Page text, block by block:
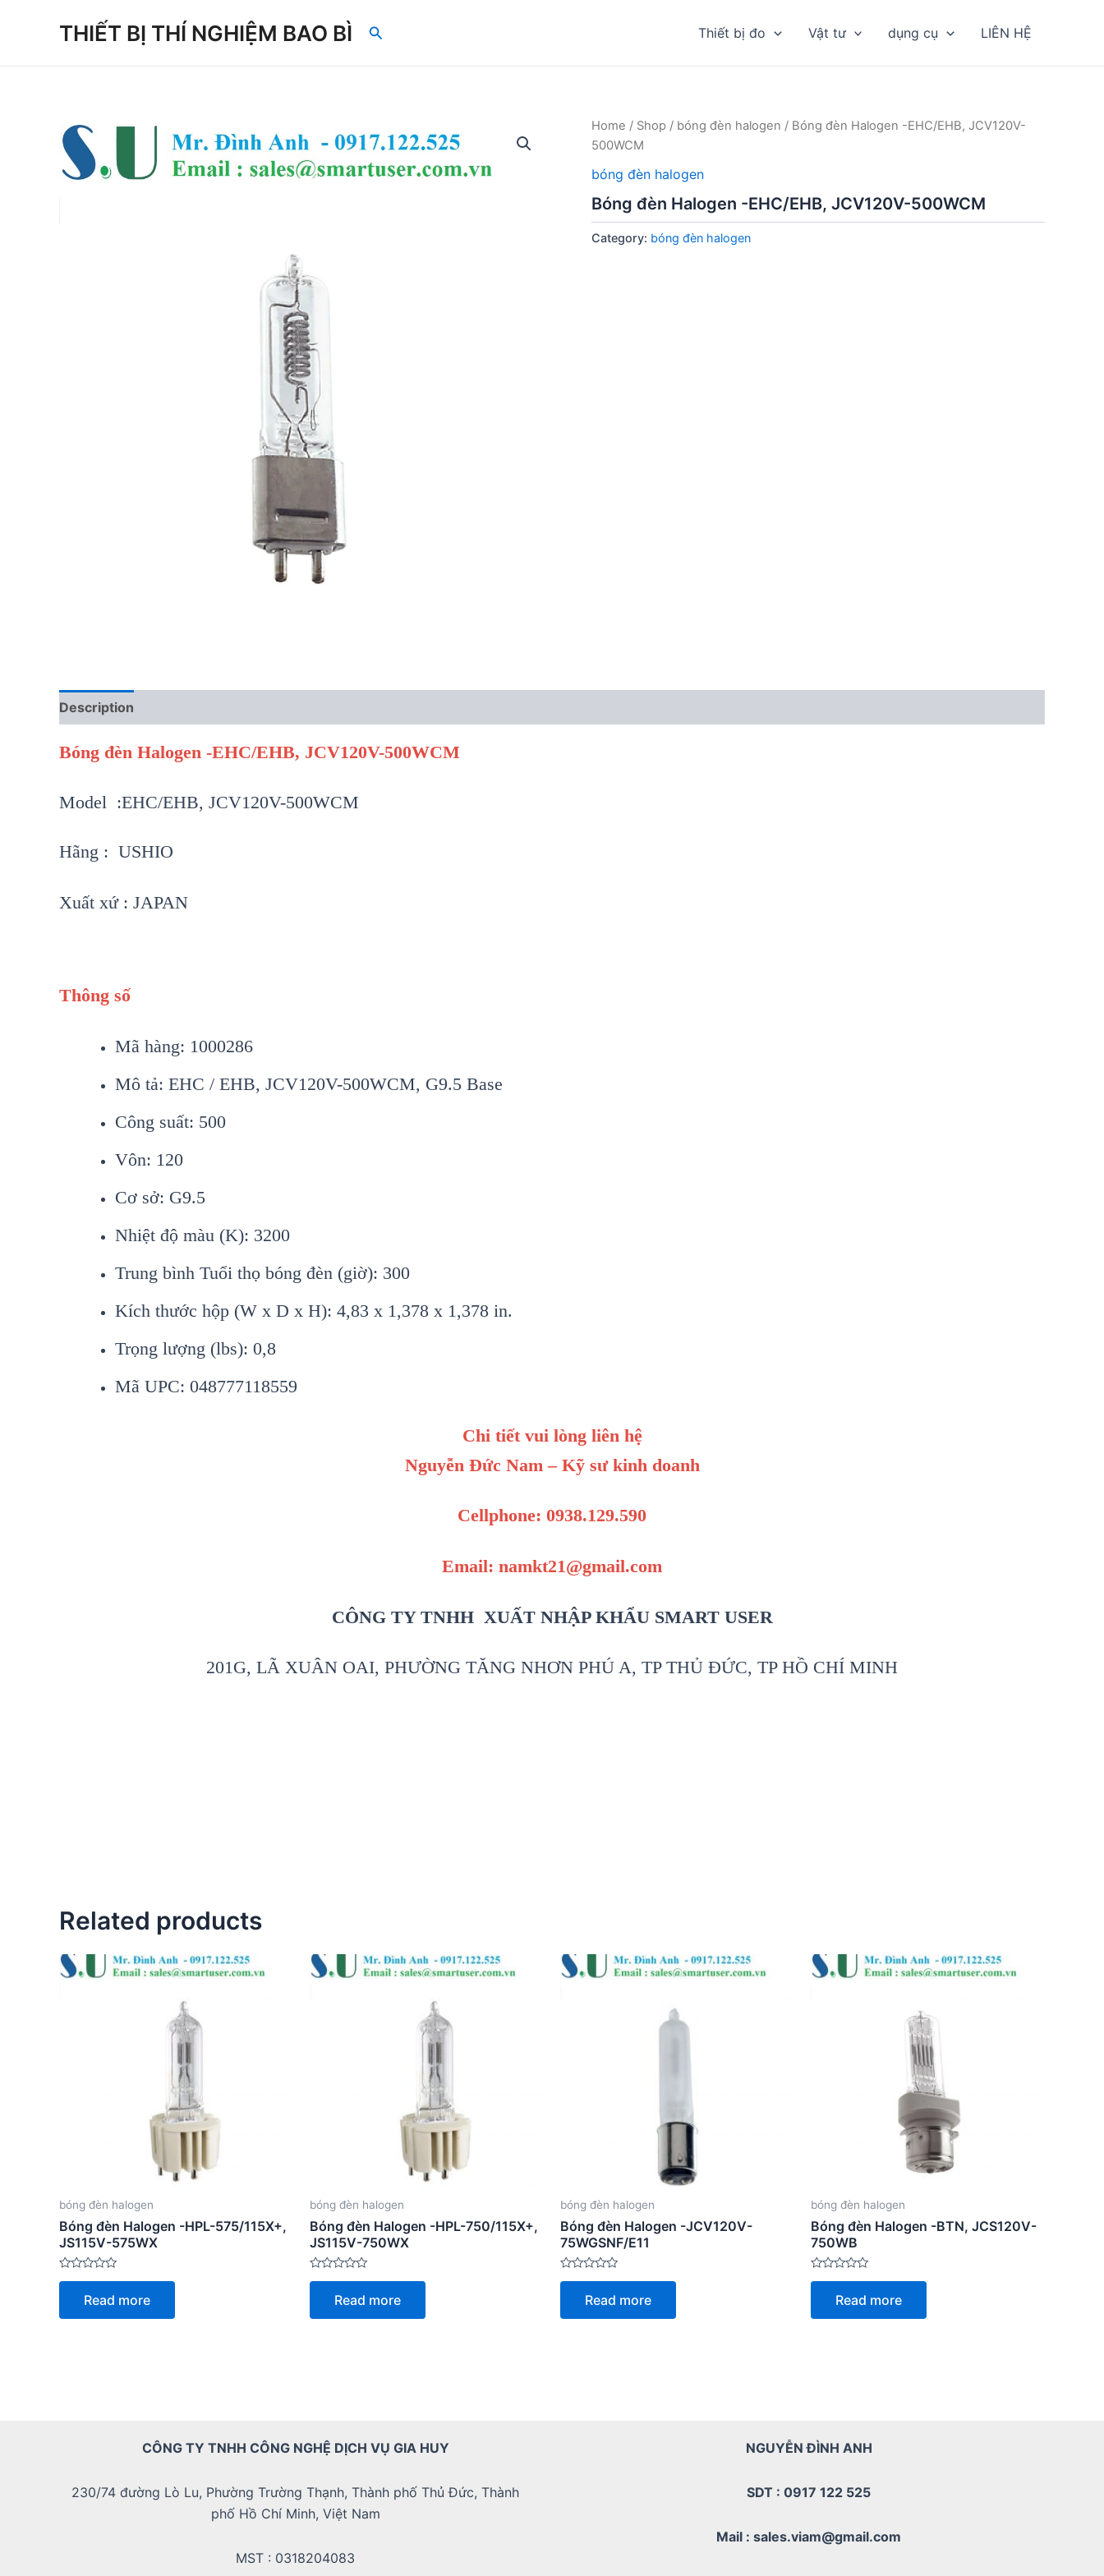
THIẾT BỊ THÍ NGHIỆM BAO BÌ Search Thiết bị đo Vật tư dụng cụ LIÊN HỆ
Home / Shop / bóng đèn halogen / Bóng đèn Halogen -EHC/EHB, JCV120V-
500WCM
bóng đèn halogen
Bóng đèn Halogen -EHC/EHB, JCV120V-500WCM
Category: bóng đèn halogen
Description
Bóng đèn Halogen -EHC/EHB, JCV120V-500WCM
Model :EHC/EHB, JCV120V-500WCM
Hãng : USHIO
Xuất xứ : JAPAN
Thông số
Mã hàng: 1000286
Mô tả: EHC / EHB, JCV120V-500WCM, G9.5 Base
Công suất: 500
Vôn: 120
Cơ sở: G9.5
Nhiệt độ màu (K): 3200
Trung bình Tuổi thọ bóng đèn (giờ): 300
Kích thước hộp (W x D x H): 4,83 x 1,378 x 1,378 in.
Trọng lượng (lbs): 0,8
Mã UPC: 048777118559
Chi tiết vui lòng liên hệ
Nguyễn Đức Nam – Kỹ sư kinh doanh
Cellphone: 0938.129.590
Email: namkt21@gmail.com
CÔNG TY TNHH XUẤT NHẬP KHẨU SMART USER
201G, LÃ XUÂN OAI, PHƯỜNG TĂNG NHƠN PHÚ A, TP THỦ ĐỨC, TP HỒ CHÍ MINH
Related products
bóng đèn halogen
Bóng đèn Halogen -HPL-575/115X+,
JS115V-575WX
Rated
5
Read more
bóng đèn halogen
Bóng đèn Halogen -HPL-750/115X+,
JS115V-750WX
Rated
5
Read more
bóng đèn halogen
Bóng đèn Halogen -JCV120V-
75WGSNF/E11
Rated
5
Read more
bóng đèn halogen
Bóng đèn Halogen -BTN, JCS120V-
750WB
Rated
5
Read more
CÔNG TY TNHH CÔNG NGHỆ DỊCH VỤ GIA HUY
230/74 đường Lò Lu, Phường Trường Thạnh, Thành phố Thủ Đức, Thành
phố Hồ Chí Minh, Việt Nam
MST : 0318204083
NGUYỄN ĐÌNH ANH
SDT : 0917 122 525
Mail : sales.viam@gmail.com